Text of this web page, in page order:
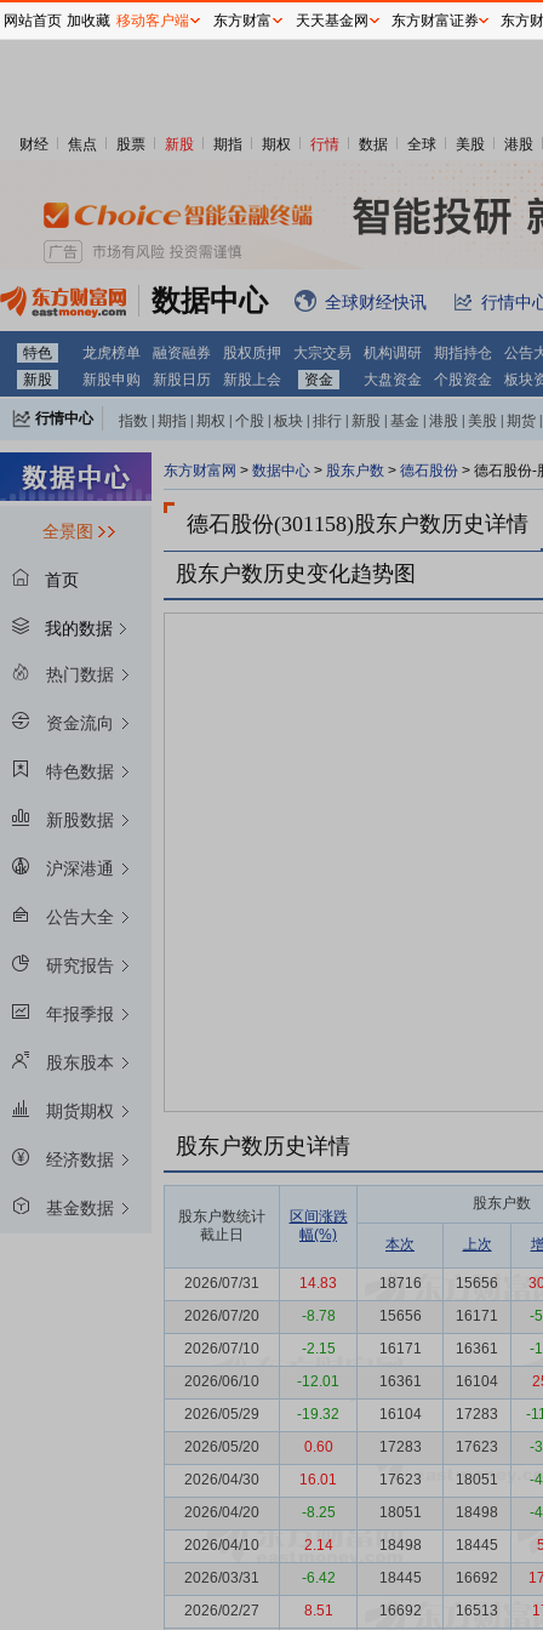
财经 焦点 股票 新股 期指 期权 行情 数据 全球 美股 港股
数据中心 全球财经快讯 行情中
特色 龙虎榜单 融资融券 股权质押 大宗交易 机构调研 期指持仓
公告
新股
新股申购 新股日历 新股上会 资金 大盘资金 个股资金 板块
行情中心 指数 期指 期权 个股 板块 排行 新股 基金 港股 美股 期货
全景图
首页
我的数据
热门数据
资金流向
特色数据
新股数据
沪深港通
公告大全
研究报告
年报季报
股东股本
期货期权
经济数据
基金数据
东方财富网 > 数据中心 > 股东户数 > 德石股份 > 德石股份-
德石股份(301158)股东户数历史详情
股东户数历史变化趋势图
股东户数历史详情
股东户数统计
截止日
区间涨跌
幅(%)
股东户数
本次 上次
2026/07/31 14.83 18716 15656
2026/07/20
-8.78 15656 16171
-
2026/07/10
-2.15 16171 16361
-
2026/06/10
-12.01 16361 16104
2026/05/29
-19.32 16104 17283
-
2026/05/20
0.60 17283 17623
-
2026/04/30
16.01 17623 18051
-
2026/04/20
-8.25 18051 18498
-
2026/04/10
2.14 18498 18445
2026/03/31
-6.42 18445 16692
2026/02/27
8.51 16692 16513
网站首页 加收藏 移动客户端 东方财富 天天基金网 东方财富证券 东方